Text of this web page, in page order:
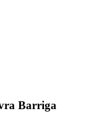
Barriga